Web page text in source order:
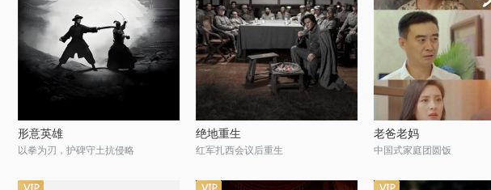
形意英雄
以拳为刃，护碑守土抗侵略
绝地重生
红军扎西会议后重生
老爸老妈
中国式家庭团圆饭